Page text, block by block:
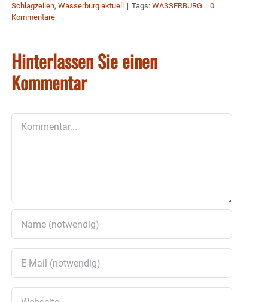
Schlagzeilen, Wasserburg aktuell | Tags: WASSERBURG | 0
Kommentare
Hinterlassen Sie einen
Kommentar